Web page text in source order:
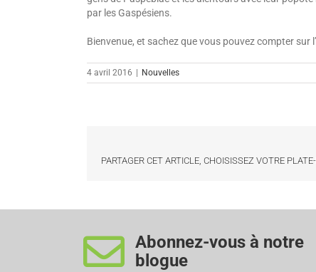
par les Gaspésiens.
Bienvenue, et sachez que vous pouvez compter sur
4 avril 2016 Nouvelles
PARTAGER CET ARTICLE, CHOISISSEZ VOTRE
Abonnez-vous à notre
blogue